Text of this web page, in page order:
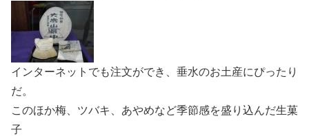
インターネットでも注文ができ、垂水のお土産にぴったり
だ。
このほか梅、ツバキ、あやめなど季節感を盛り込んだ生菓
子